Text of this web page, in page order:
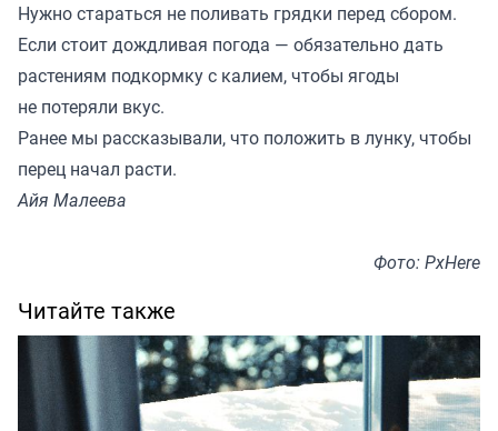
Нужно стараться не поливать грядки перед сбором.
Если стоит дождливая погода — обязательно дать
растениям подкормку с калием, чтобы ягоды
не потеряли вкус.
Ранее мы рассказывали,что положить в лунку, чтобы
перец начал расти.
Айя Малеева
Фото: PxHere
Читайте также